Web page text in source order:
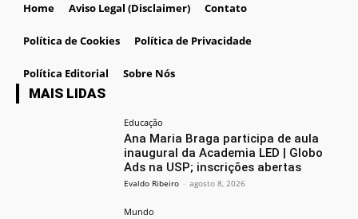
Home Aviso Legal (Disclaimer) Contato
Política de Cookies Política de Privacidade
Política Editorial Sobre Nós
MAIS LIDAS
Educação
Ana Maria Braga participa de aula
inaugural da Academia LED | Globo
Ads na USP; inscrições abertas
Evaldo Ribeiro - agosto 8, 2026
Mundo